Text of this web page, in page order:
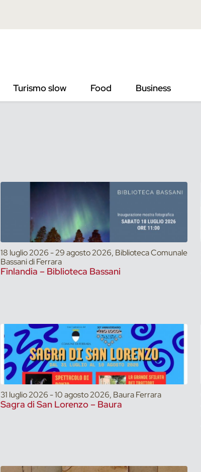
Turismo slow Food Business
18 luglio 2026 - 29 agosto 2026, Biblioteca Comunale
Bassani di Ferrara
Finlandia – Biblioteca Bassani
31 luglio 2026 - 10 agosto 2026, Baura Ferrara
Sagra di San Lorenzo – Baura